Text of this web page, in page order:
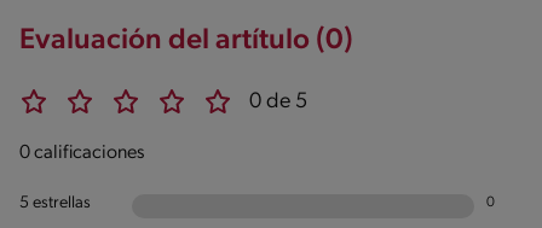
Evaluación del artítulo (0)
0 de 5
0 calificaciones
5 estrellas 0